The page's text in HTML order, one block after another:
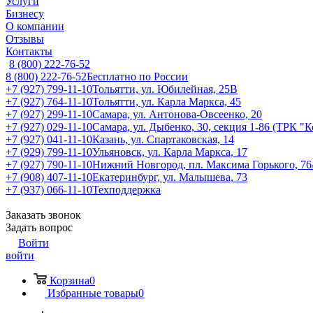
Бизнесу
О компании
Отзывы
Контакты
8 (800) 222-76-52
8 (800) 222-76-52Бесплатно по России
+7 (927) 799-11-10Тольятти, ул. Юбилейная, 25В
+7 (927) 764-11-10Тольятти, ул. Карла Маркса, 45
+7 (927) 299-11-10Самара, ул. Антонова-Овсеенко, 20
+7 (927) 029-11-10Самара, ул. Дыбенко, 30, секция 1-86 (ТРК
+7 (927) 041-11-10Казань, ул. Спартаковская, 14
+7 (929) 799-11-10Ульяновск, ул. Карла Маркса, 17
+7 (927) 790-11-10Нижний Новгород, пл. Максима Горького,
+7 (908) 407-11-10Екатеринбург, ул. Малышева, 73
+7 (937) 066-11-10Техподдержка
Заказать звонок
Задать вопрос
Войти
войти
Корзина0
Избранные товары0